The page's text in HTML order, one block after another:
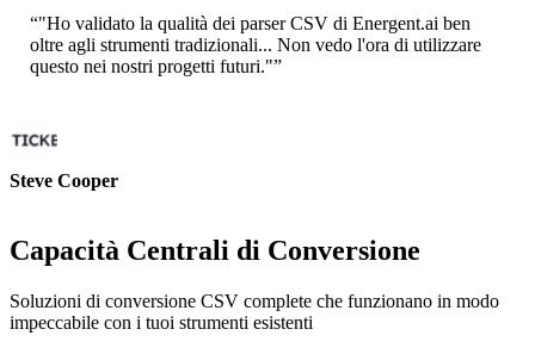
“"Ho validato la qualità dei parser CSV di Energent.ai ben
oltre agli strumenti tradizionali... Non vedo l'ora di utilizzare
questo nei nostri progetti futuri."”
Steve Cooper
Capacità Centrali di Conversione
Soluzioni di conversione CSV complete che funzionano in modo
impeccabile con i tuoi strumenti esistenti